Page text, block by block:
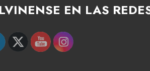
EN LAS